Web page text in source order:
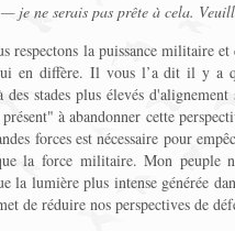
je ne serais pas prête à cela.
respectons la puissance militaire et
en diffère. Il vous l’a dit il y a
stades plus élevés
à abandonner cette
forces est nécessaire pour
la force militaire. Mon peuple
la lumière plus intense générée
de réduire nos perspectives de